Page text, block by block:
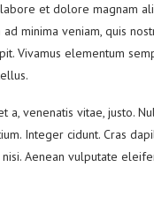
et dolore magnam
minima veniam, quis
Vivamus elementum
a, venenatis vitae, justo.
Integer cidunt. Cras
Aenean vulputate